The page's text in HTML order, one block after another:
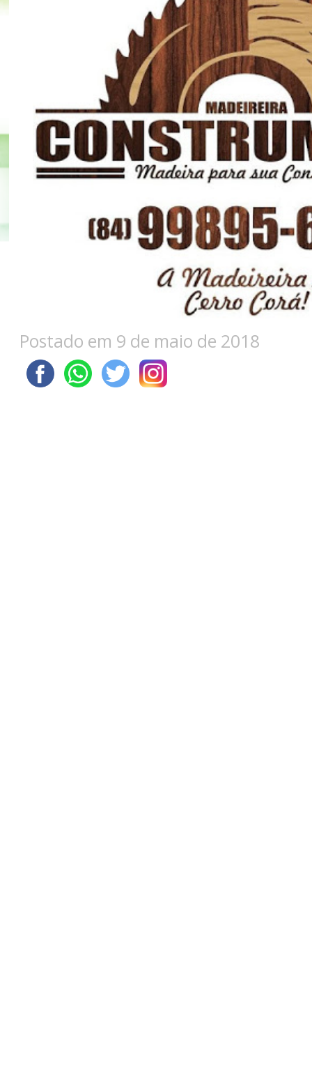
Postado em 9 de maio de 2018